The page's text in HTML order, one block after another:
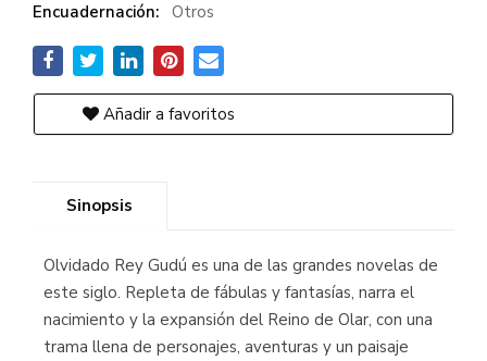
Encuadernación: Otros
Añadir a favoritos
Sinopsis
Olvidado Rey Gudú es una de las grandes novelas de
este siglo. Repleta de fábulas y fantasías, narra el
nacimiento y la expansión del Reino de Olar, con una
trama llena de personajes, aventuras y un paisaje